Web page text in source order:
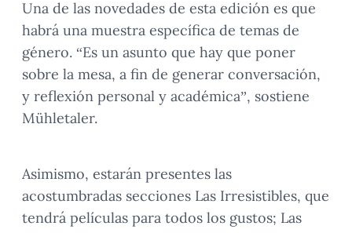
Una de las novedades de esta edición es que
habrá una muestra específica de temas de
género. “Es un asunto que hay que poner
sobre la mesa, a fin de generar conversación,
y reflexión personal y académica”, sostiene
Mühletaler.
Asimismo, estarán presentes las
acostumbradas secciones Las Irresistibles, que
tendrá películas para todos los gustos; Las